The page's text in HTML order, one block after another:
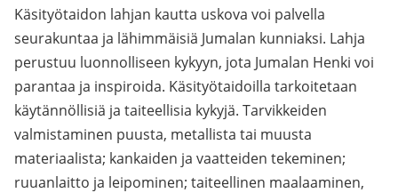
Käsityötaidon lahjan kautta uskova voi palvella
seurakuntaa ja lähimmäisiä Jumalan kunniaksi. Lahja
perustuu luonnolliseen kykyyn, jota Jumalan Henki voi
parantaa ja inspiroida. Käsityötaidoilla tarkoitetaan
käytännöllisiä ja taiteellisia kykyjä. Tarvikkeiden
valmistaminen puusta, metallista tai muusta
materiaalista; kankaiden ja vaatteiden tekeminen;
ruuanlaitto ja leipominen; taiteellinen maalaaminen,